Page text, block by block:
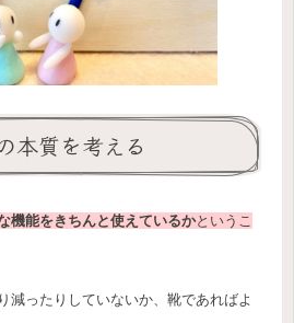
質を考える
機能をきちんと使えているかというこ
減ったりしていないか、靴であればよ